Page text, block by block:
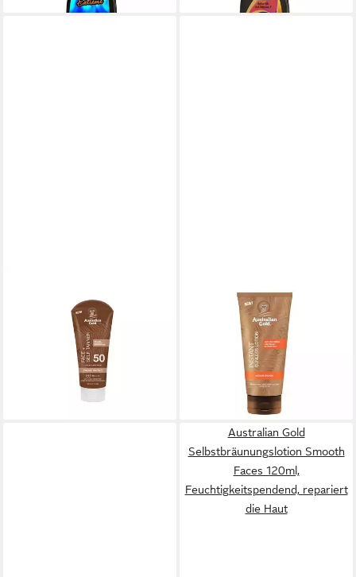
Sonnenschutzcreme SPF 50
Face +Self Tanner 88ml, Mit
Selbstbräuner
lieferbar in 3 Wochen
Selbstbräunungslotion
Sunnless Lotion 177ml, gegen
Trockene Haut, schütz und
repariert die Haut
(173,67 €/ 1 l)
lieferbar - in 6-8 Werktagen bei dir
Australian Gold
Selbstbräunungslotion Smooth
Faces 120ml,
Feuchtigkeitspendend, repariert
die Haut